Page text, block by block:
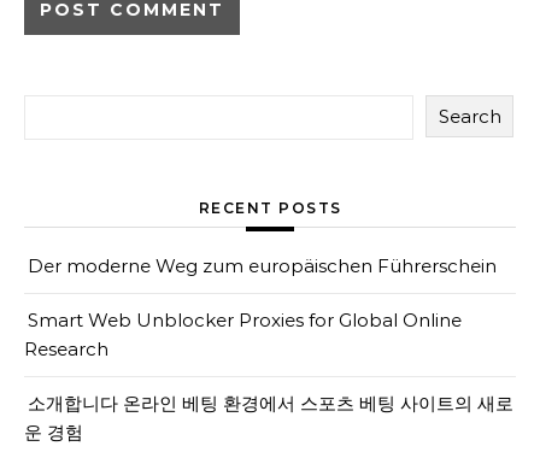
Search
RECENT POSTS
Der moderne Weg zum europäischen Führerschein
Smart Web Unblocker Proxies for Global Online
Research
소개합니다 온라인 베팅 환경에서 스포츠 베팅 사이트의 새로
운 경험